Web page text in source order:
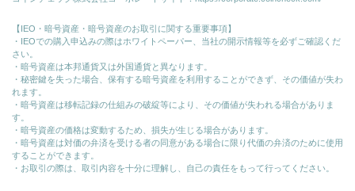
【IEO・暗号資産・暗号資産のお取引に関する重要事項】
・IEOでの購入申込みの際はホワイトペーパー、当社の開示情報等を必ずご確認くだ
さい。
・暗号資産は本邦通貨又は外国通貨と異なります。
・秘密鍵を失った場合、保有する暗号資産を利用することができず、その価値が失わ
れます。
・暗号資産は移転記録の仕組みの破綻等により、その価値が失われる場合がありま
す。
・暗号資産の価格は変動するため、損失が生じる場合があります。
・暗号資産は対価の弁済を受ける者の同意がある場合に限り代価の弁済のために使⽤
することができます。
・お取引の際は、取引内容を十分に理解し、自己の責任をもって行ってください。